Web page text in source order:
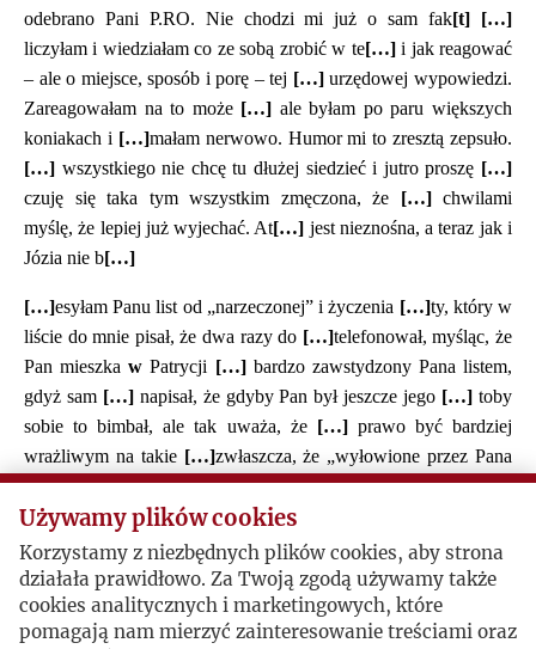
odebrano Pani P.RO. Nie chodzi mi już o sam fak[t] […]
liczyłam i wiedziałam co ze sobą zrobić w te[…]i jak reagować
– ale o miejsce, sposób i porę – tej […]urzędowej wypowiedzi.
Zareagowałam na to może […] ale byłam po paru większych
koniakach i […]małam nerwowo. Humor mi to zresztą zepsuło.
[…] wszystkiego nie chcę tu dłużej siedzieć i jutro proszę […]
czuję się taka tym wszystkim zmęczona, że […]chwilami
myślę, że lepiej już wyjechać. At[…] jest nieznośna, a teraz jak i
Józia nie b[…]
[…]esyłam Panu list od „narzeczonej” i życzenia […]ty, który w
liście do mnie pisał, że dwa razy do […]telefonował, myśląc, że
Pan mieszkaw Patrycji […]bardzo zawstydzony Pana listem,
gdyż sam […]napisał, że gdyby Pan był jeszcze jego […] toby
sobie to bimbał, ale tak uważa, że […]prawo być bardziej
wrażliwym na takie […]zwłaszcza, że „wyłowione przez Pana
perły[…]stały rzucone między wieprze, ale same[…]ły się
świniami”.
[…]ałam również list od Dudka z b. serdecznymi[…] czeniami
dla Pana.
Ja sama kaszlę i czuję się nie szczególnie i bardzo[…]tej
Używamy plików cookies
Korzystamy z niezbędnych plików cookies, aby strona
działała prawidłowo. Za Twoją zgodą używamy także
cookies analitycznych i marketingowych, które
pomagają nam mierzyć zainteresowanie treściami oraz